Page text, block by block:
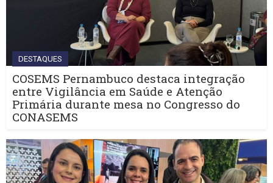
DESTAQUES
COSEMS Pernambuco destaca integração
entre Vigilância em Saúde e Atenção
Primária durante mesa no Congresso do
CONASEMS